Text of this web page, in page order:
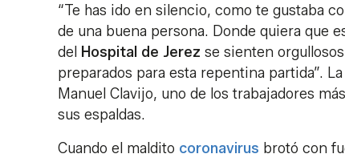
“Te has ido en silencio, como te gustaba
de una buena persona. Donde quiera que
del Hospital de Jerez se sienten
preparados para esta repentina partida”.
Manuel Clavijo, uno de los trabajadores
sus espaldas.
Cuando el maldito coronavirus brotó con